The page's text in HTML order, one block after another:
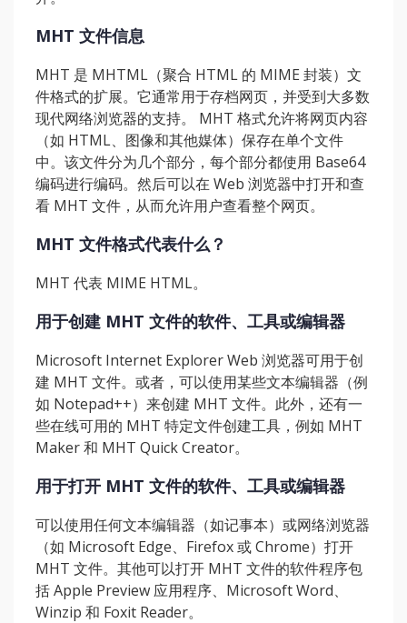
MHT 文件信息
MHT 是 MHTML（聚合 HTML 的 MIME 封装）文
件格式的扩展。它通常用于存档网页，并受到大多数
现代网络浏览器的支持。 MHT 格式允许将网页内容
（如 HTML、图像和其他媒体）保存在单个文件
中。该文件分为几个部分，每个部分都使用 Base64
编码进行编码。然后可以在 Web 浏览器中打开和查
看 MHT 文件，从而允许用户查看整个网页。
MHT 文件格式代表什么？
MHT 代表 MIME HTML。
用于创建 MHT 文件的软件、工具或编辑器
Microsoft Internet Explorer Web 浏览器可用于创
建 MHT 文件。或者，可以使用某些文本编辑器（例
如 Notepad++）来创建 MHT 文件。此外，还有一
些在线可用的 MHT 特定文件创建工具，例如 MHT
Maker 和 MHT Quick Creator。
用于打开 MHT 文件的软件、工具或编辑器
可以使用任何文本编辑器（如记事本）或网络浏览器
（如 Microsoft Edge、Firefox 或 Chrome）打开
MHT 文件。其他可以打开 MHT 文件的软件程序包
括 Apple Preview 应用程序、Microsoft Word、
Winzip 和 Foxit Reader。